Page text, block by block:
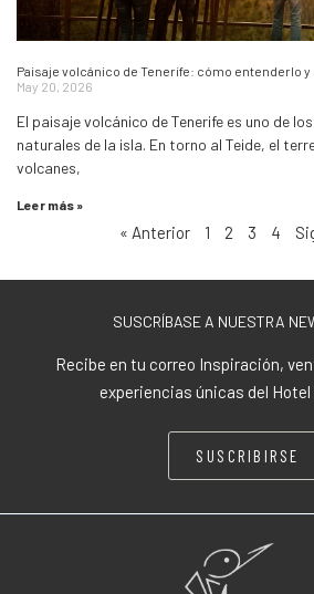
Paisaje volcánico de Tenerife: cómo entenderlo y
May 20, 2026
El paisaje volcánico de Tenerife es uno de
naturales de la isla. En torno al Teide, el
volcanes,
Leer más »
« Anterior 1 2 3 4
SUSCRÍBASE A NUESTRA
Recibe en tu correo Inspiración,
experiencias únicas del Hotel
SUSCRIBIRSE